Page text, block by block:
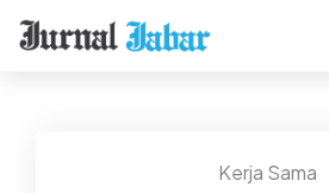
Kerja Sama